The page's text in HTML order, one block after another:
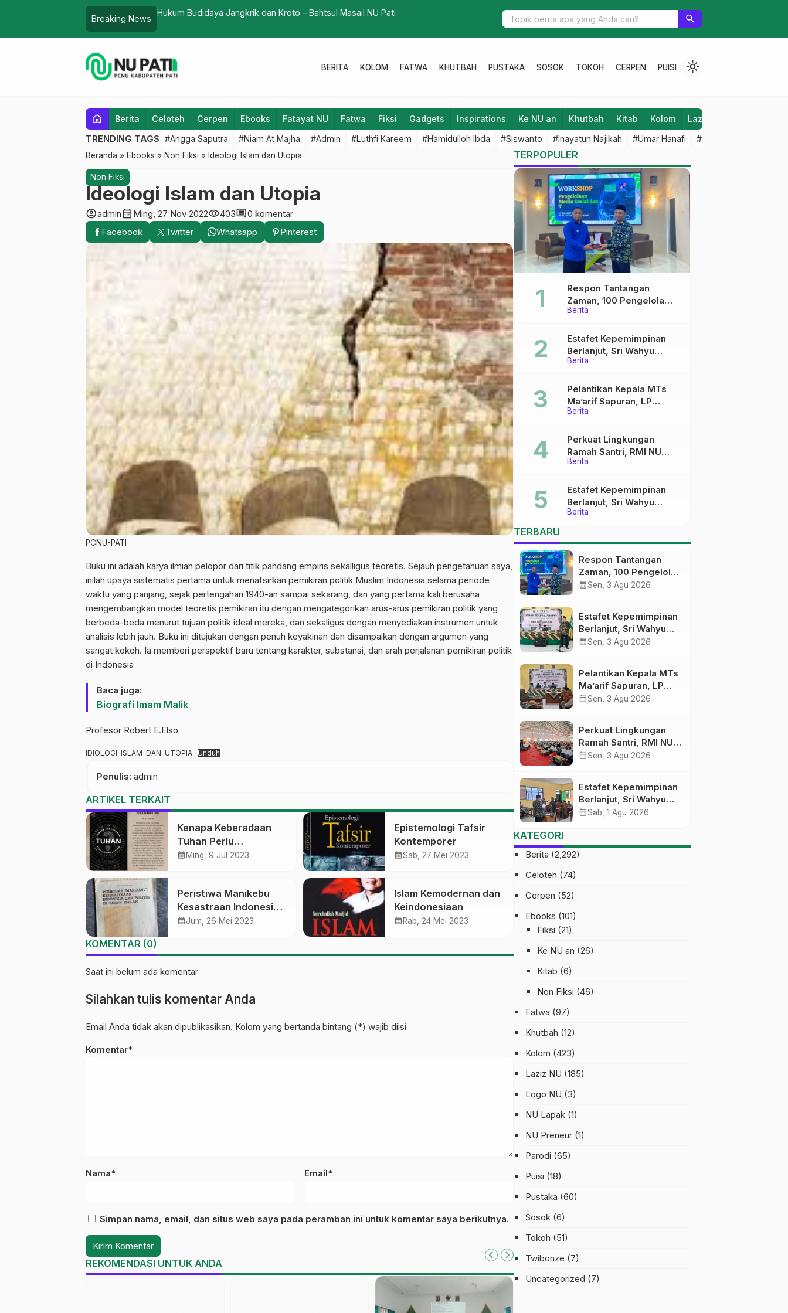
Breaking News
Hukum Budidaya Jangkrik dan Kroto – Bahtsul Masail NU Pati Puasa dari Media Sosial search
BERITA KOLOM FATWA KHUTBAH PUSTAKA SOSOK TOKOH CERPEN PUISI light_mode
home Berita Celoteh Cerpen Ebooks Fatayat NU Fatwa Fiksi Gadgets Inspirations Ke NU an Khutbah Kitab Kolom Laziz NU
TRENDING TAGS #Angga Saputra #Niam At Majha #Admin #Luthfi Kareem #Hamidulloh Ibda #Siswanto #Inayatun Najikah #Umar Hanafi #M Iqbal Dawami
Beranda » Ebooks » Non Fiksi » Ideologi Islam dan Utopia
Non Fiksi
Ideologi Islam dan Utopia
account_circleadmincalendar_month Ming, 27 Nov 2022visibility403comment0 komentar
Facebook
Twitter Whatsapp Pinterest
PCNU-PATI
Buku ini adalah karya ilmiah pelopor dari titik pandang empiris sekalligus teoretis. Sejauh pengetahuan saya,
inilah upaya sistematis pertama untuk menafsirkan pemikiran politik Muslim Indonesia selama periode
waktu yang panjang, sejak pertengahan 1940-an sampai sekarang, dan yang pertama kali berusaha
mengembangkan model teoretis pemikiran itu dengan mengategorikan arus-arus pemikiran politik yang
berbeda-beda menurut tujuan politik ideal mereka, dan sekaligus dengan menyediakan instrumen untuk
analisis lebih jauh. Buku ini ditujukan dengan penuh keyakinan dan disampaikan dengan argumen yang
sangat kokoh. Ia memberi perspektif baru tentang karakter, substansi, dan arah perjalanan pemikiran politik
di Indonesia
Baca juga:
Biografi Imam Malik
Profesor Robert E.Elso
IDIOLOGI-ISLAM-DAN-UTOPIA Unduh
Penulis: admin
ARTIKEL TERKAIT
Kenapa Keberadaan
Tuhan Perlu
Pembuktian?
calendar_month Ming, 9 Jul 2023
Epistemologi Tafsir
Kontemporer
calendar_monthSab, 27 Mei 2023
Peristiwa Manikebu
Kesastraan Indonesia
dan Politik di Tahun
calendar_monthJum, 26 Mei 2023
Islam Kemodernan dan
Keindonesiaan
calendar_month Rab, 24 Mei 2023
KOMENTAR (0)
Saat ini belum ada komentar
Silahkan tulis komentar Anda
Email Anda tidak akan dipublikasikan. Kolom yang bertanda bintang (*) wajib diisi
Komentar*
Nama* Email*
Simpan nama, email, dan situs web saya pada peramban ini untuk komentar saya berikutnya.
REKOMENDASI UNTUK ANDA
TERPOPULER
Berita
Respon Tantangan
Zaman, 100 Pengelola
Medsos Sekolah Ma’arif
Pelatihan Literasi Digital
Berita
Estafet Kepemimpinan
Berlanjut, Sri Wahyu
Susilowati Resmi Pimpin
Berita
Pelantikan Kepala MTs
Ma’arif Sapuran, LP
Ma’arif NU Wonosobo
Kepemimpinan Nahdliyah
Berita
Perkuat Lingkungan
Ramah Santri, RMI NU
Gelar ‘Sambang
Berita
Estafet Kepemimpinan
Berlanjut, Sri Wahyu
Susilowati Resmi Pimpin
TERBARU
Respon Tantangan
Zaman, 100 Pengelola
Medsos Sekolah
Digital
calendar_monthSen, 3 Agu 2026
Estafet Kepemimpinan
Berlanjut, Sri Wahyu
Susilowati Resmi
calendar_monthSen, 3 Agu 2026
Pelantikan Kepala MTs
Ma’arif Sapuran, LP
Ma’arif NU Wonosobo
Kepemimpinan
Nahdliyah
calendar_monthSen, 3 Agu 2026
Perkuat Lingkungan
Ramah Santri, RMI NU
Gelar ‘Sambang
calendar_monthSen, 3 Agu 2026
Estafet Kepemimpinan
Berlanjut, Sri Wahyu
Susilowati Resmi
calendar_monthSab, 1 Agu 2026
KATEGORI
Berita (2,292)
Celoteh (74)
Cerpen (52)
Ebooks (101)
Fiksi (21)
Ke NU an (26)
Kitab (6)
Non Fiksi (46)
Fatwa (97)
Khutbah (12)
Kolom (423)
Laziz NU (185)
Logo NU (3)
NU Lapak (1)
NU Preneur (1)
Parodi (65)
Puisi (18)
Pustaka (60)
Sosok (6)
Tokoh (51)
Twibonze (7)
Uncategorized (7)